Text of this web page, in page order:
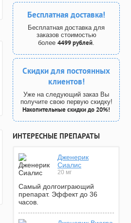
Бесплатная доставка!
Бесплатная доставка для
заказов стоимостью
более 4499 рублей.
Скидки для постоянных
клиентов!
Уже на следующий заказ Вы
получите свою первую скидку!
Накопительные скидки до 20%!
ИНТЕРЕСНЫЕ ПРЕПАРАТЫ
Дженерик
Сиалис
20 мг
Самый долгоиграющий
препарат. Эффект до 36
часов.